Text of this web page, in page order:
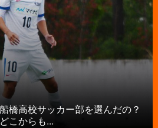
橋高校サッカー部を選んだの？
こからも...